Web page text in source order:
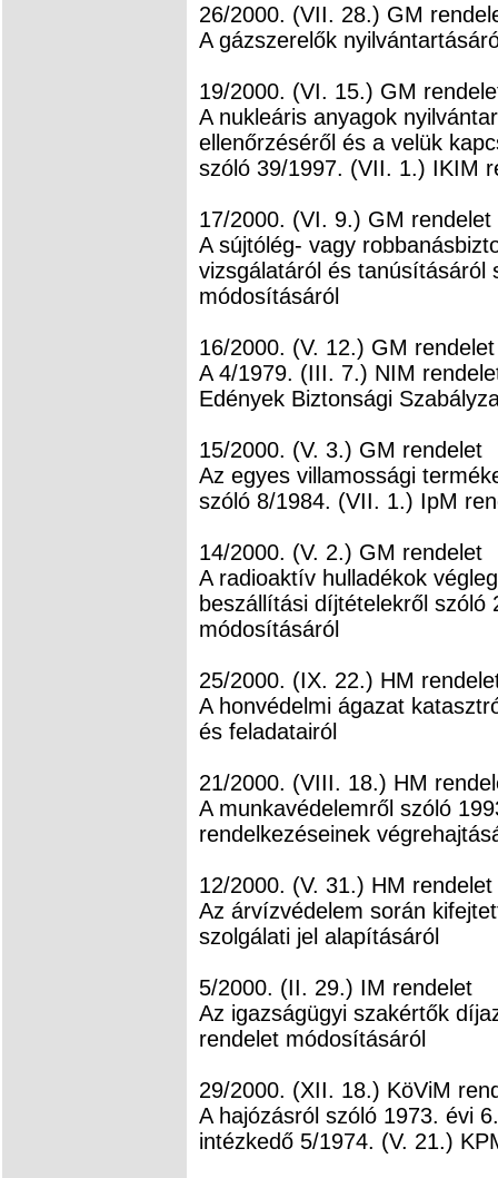
26/2000. (VII. 28.) GM
A gázszerelők
19/2000. (VI. 15.) GM
A nukleáris anyagok
ellenőrzéséről és a velük
szóló 39/1997. (VII. 1.) IKIM
17/2000. (VI. 9.) GM rendelet
A sújtólég- vagy
vizsgálatáról és tanúsításáról
módosításáról
16/2000. (V. 12.) GM rendelet
A 4/1979. (III. 7.) NIM
Edények Biztonsági
15/2000. (V. 3.) GM rendelet
Az egyes villamossági
szóló 8/1984. (VII. 1.) IpM
14/2000. (V. 2.) GM rendelet
A radioaktív hulladékok
beszállítási díjtételekről
módosításáról
25/2000. (IX. 22.) HM
A honvédelmi ágazat
és feladatairól
21/2000. (VIII. 18.) HM
A munkavédelemről szóló
rendelkezéseinek
12/2000. (V. 31.) HM rendelet
Az árvízvédelem során
szolgálati jel alapításáról
5/2000. (II. 29.) IM rendelet
Az igazságügyi szakértők
rendelet módosításáról
29/2000. (XII. 18.) KöViM
A hajózásról szóló 1973. évi
intézkedő 5/1974. (V. 21.)